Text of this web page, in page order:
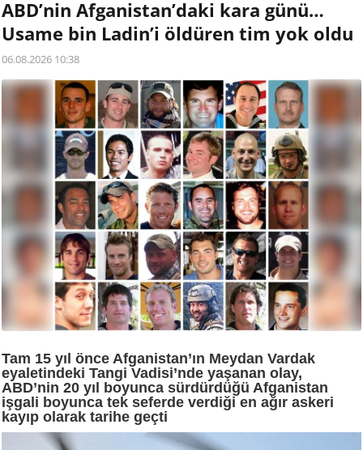
ABD’nin Afganistan’daki kara günü…
Usame bin Ladin’i öldüren tim yok oldu
06.08.2026 10:38
Tam 15 yıl önce Afganistan’ın Meydan Vardak
eyaletindeki Tangi Vadisi’nde yaşanan olay,
ABD’nin 20 yıl boyunca sürdürdüğü Afganistan
işgali boyunca tek seferde verdiği en ağır askeri
kayıp olarak tarihe geçti